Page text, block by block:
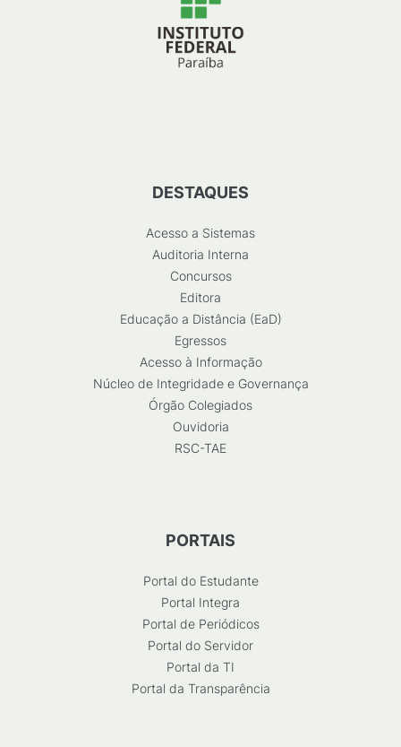
DESTAQUES
Acesso a Sistemas
Auditoria Interna
Concursos
Editora
Educação a Distância (EaD)
Egressos
Acesso à Informação
Núcleo de Integridade e Governança
Órgão Colegiados
Ouvidoria
RSC-TAE
PORTAIS
Portal do Estudante
Portal Integra
Portal de Periódicos
Portal do Servidor
Portal da TI
Portal da Transparência